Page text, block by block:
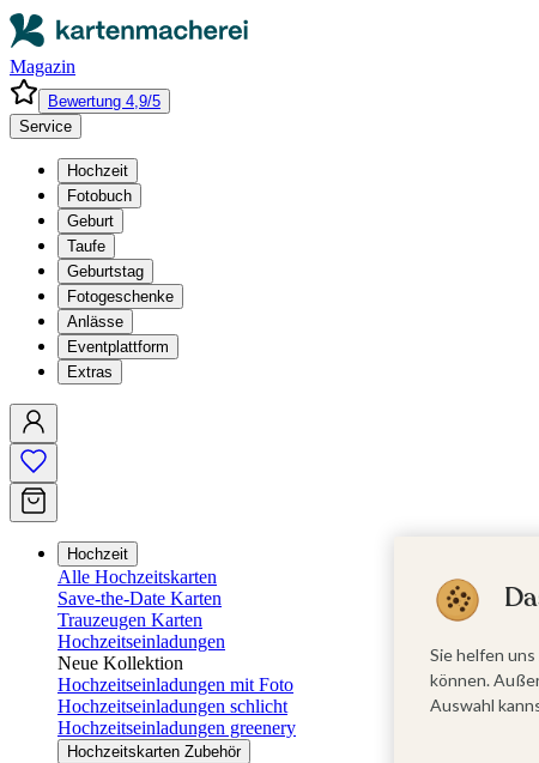
Magazin
Bewertung 4,9/5
Service
Hochzeit
Fotobuch
Geburt
Taufe
Geburtstag
Fotogeschenke
Anlässe
Eventplattform
Extras
Hochzeit
Alle Hochzeitskarten
Save-the-Date Karten
Trauzeugen Karten
Hochzeitseinladungen
Neue Kollektion
Hochzeitseinladungen mit Foto
Hochzeitseinladungen schlicht
Hochzeitseinladungen greenery
Hochzeitskarten Zubehör
Sie helfen
können.
Auswahl